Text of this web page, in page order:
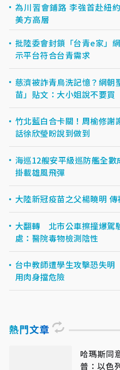
為川習會鋪路 李強首赴紐
美方高層
批陸委會封鎖「台青e家」
示平台符合台青需求
慈濟被詐青鳥洗記憶？網朝
苗」貼文：大小姐說不要買
竹北藍白合卡關！周榆修
話徐欣瑩盼說到做到
海巡12艘安平級巡防艦全
掛載雄風飛彈
大陸新冠疫苗之父楊曉明
大翻轉 北市公車擦撞爆駕
處：醫院毒物檢測陰性
台中教師遭學生攻擊恐失
用肉身擋危險
熱門文章
哈瑪斯同
普：以色